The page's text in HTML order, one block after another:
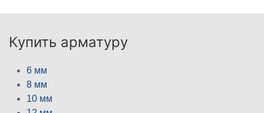
Купить арматуру
6 мм
8 мм
10 мм